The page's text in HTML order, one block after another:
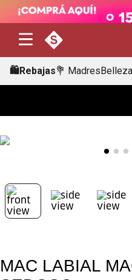
🛍️Rebajas💐 MadresBelleza
MAC LABIAL